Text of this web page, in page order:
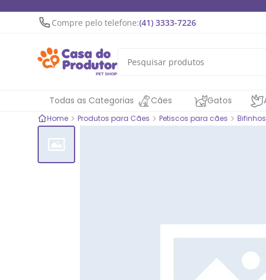
Compre pelo telefone:(41) 3333-7226
Todas as Categorias Cães Gatos
Home Produtos para Cães Petiscos para cães